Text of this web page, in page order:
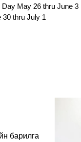
Day May 26 thru June 3
30 thru July 1
барилга